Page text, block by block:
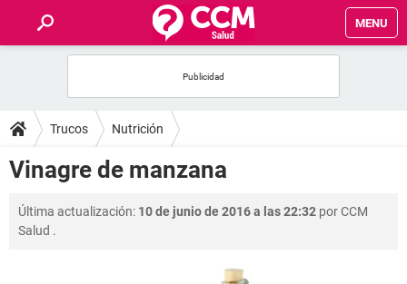
MENU
FOROS
SALUD
FAMILIA
Trucos Nutrición
Vinagre de manzana
Última actualización: 10 de junio de 2016 a las 22:32 porCCM
Salud .